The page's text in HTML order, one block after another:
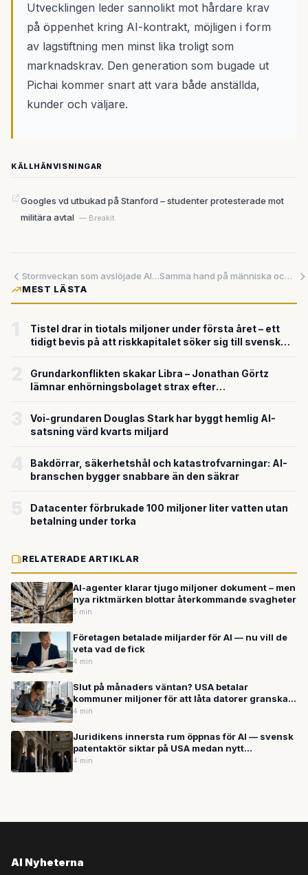
Utvecklingen leder sannolikt mot hårdare krav
på öppenhet kring AI-kontrakt, möjligen i form
av lagstiftning men minst lika troligt som
marknadskrav. Den generation som bugade ut
Pichai kommer snart att vara både anställda,
kunder och väljare.
KÄLLHÄNVISNINGAR
Googles vd utbukad på Stanford – studenter protesterade mot
militära avtal — Breakit
Stormveckan som avslöjade AI-branschens dolda sprickor
Samma hand på människa och maskin — protesdata lär industrirobotar att greppa rätt
MEST LÄSTA
Tistel drar in tiotals miljoner under första året – ett
tidigt bevis på att riskkapitalet söker sig till svensk
Grundarkonflikten skakar Libra – Jonathan Görtz
lämnar enhörningsbolaget strax efter
Voi-grundaren Douglas Stark har byggt hemlig AI-
satsning värd kvarts miljard
Bakdörrar, säkerhetshål och katastrofvarningar: AI-
branschen bygger snabbare än den säkrar
Datacenter förbrukade 100 miljoner liter vatten utan
betalning under torka
RELATERADE ARTIKLAR
AI-agenter klarar tjugo miljoner dokument – men
nya riktmärken blottar återkommande svagheter
5 min
Företagen betalade miljarder för AI — nu vill de
veta vad de fick
4 min
Slut på månaders väntan? USA betalar
kommuner miljoner för att låta datorer granska
bygglov
4 min
Juridikens innersta rum öppnas för AI — svensk
patentaktör siktar på USA medan nytt
avtalsverktyg byggs in i vardagsarbetet
4 min
AI Nyheterna